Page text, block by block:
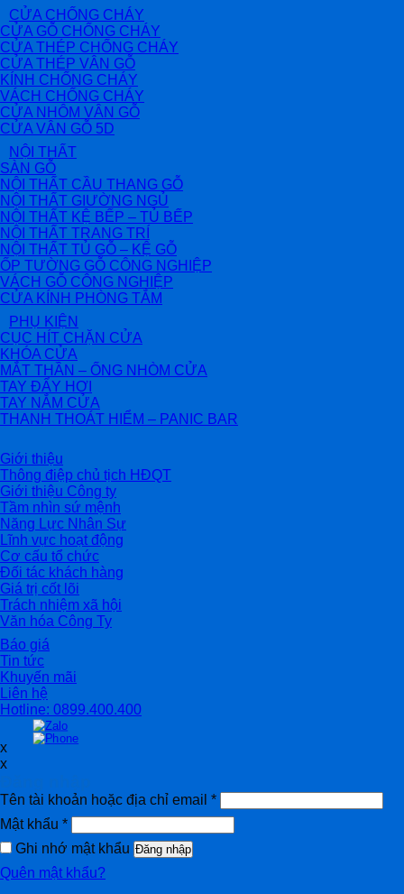
CỬA CHỐNG CHÁY
CỬA GỖ CHỐNG CHÁY
CỬA THÉP CHỐNG CHÁY
CỬA THÉP VÂN GỖ
KÍNH CHỐNG CHÁY
VÁCH CHỐNG CHÁY
CỬA NHÔM VÂN GỖ
CỬA VÂN GỖ 5D
NỘI THẤT
SÀN GỖ
NỘI THẤT CẦU THANG GỖ
NỘI THẤT GIƯỜNG NGỦ
NỘI THẤT KỆ BẾP – TỦ BẾP
NỘI THẤT TRANG TRÍ
NỘI THẤT TỦ GỖ – KỆ GỖ
ỐP TƯỜNG GỖ CÔNG NGHIỆP
VÁCH GỖ CÔNG NGHIỆP
CỬA KÍNH PHÒNG TẮM
PHỤ KIỆN
CỤC HÍT CHẶN CỬA
KHÓA CỬA
MẮT THẦN – ỐNG NHÒM CỬA
TAY ĐẨY HƠI
TAY NẮM CỬA
THANH THOÁT HIỂM – PANIC BAR
Giới thiệu
Thông điệp chủ tịch HĐQT
Giới thiệu Công ty
Tầm nhìn sứ mệnh
Năng Lực Nhân Sự
Lĩnh vực hoạt động
Cơ cấu tổ chức
Đối tác khách hàng
Giá trị cốt lõi
Trách nhiệm xã hội
Văn hóa Công Ty
Báo giá
Tin tức
Khuyến mãi
Liên hệ
Hotline: 0899.400.400
x
x
Tên tài khoản hoặc địa chỉ email *
Mật khẩu *
Ghi nhớ mật khẩu Đăng nhập
Quên mật khẩu?